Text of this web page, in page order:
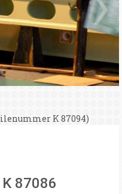
K 87094)
87086